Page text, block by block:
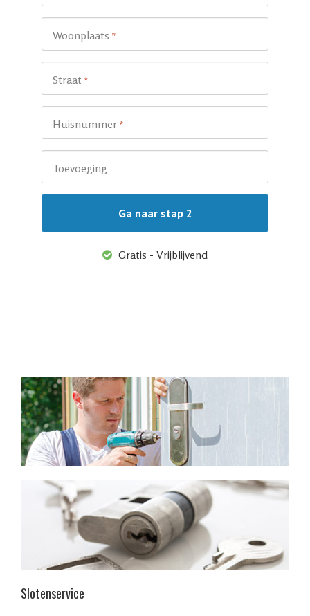
Woonplaats *
Straat *
Huisnummer *
Toevoeging
Gratis - Vrijblijvend
Slotenservice